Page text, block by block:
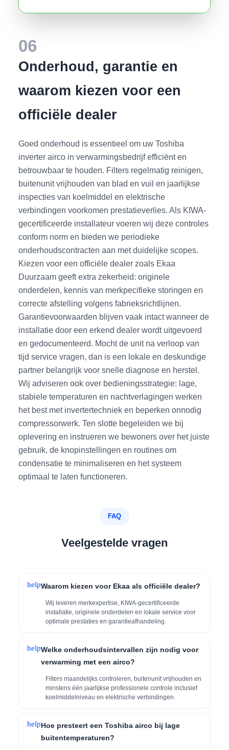
06
Onderhoud, garantie en
waarom kiezen voor een
officiële dealer
Goed onderhoud is essentieel om uw Toshiba
inverter airco in verwarmingsbedrijf efficiënt en
betrouwbaar te houden. Filters regelmatig reinigen,
buitenunit vrijhouden van blad en vuil en jaarlijkse
inspecties van koelmiddel en elektrische
verbindingen voorkomen prestatieverlies. Als KIWA-
gecertificeerde installateur voeren wij deze controles
conform norm en bieden we periodieke
onderhoudscontracten aan met duidelijke scopes.
Kiezen voor een officiële dealer zoals Ekaa
Duurzaam geeft extra zekerheid: originele
onderdelen, kennis van merkpecifieke storingen en
correcte afstelling volgens fabrieksrichtlijnen.
Garantievoorwaarden blijven vaak intact wanneer de
installatie door een erkend dealer wordt uitgevoerd
en gedocumenteerd. Mocht de unit na verloop van
tijd service vragen, dan is een lokale en deskundige
partner belangrijk voor snelle diagnose en herstel.
Wij adviseren ook over bedieningsstrategie: lage,
stabiele temperaturen en nachtverlagingen werken
het best met invertertechniek en beperken onnodig
compressorwerk. Ten slotte begeleiden we bij
oplevering en instrueren we bewoners over het juiste
gebruik, de knopinstellingen en routines om
condensatie te minimaliseren en het systeem
optimaal te laten functioneren.
FAQ
Veelgestelde vragen
helpWaarom kiezen voor Ekaa als officiële dealer?
Wij leveren merkexpertise, KIWA-gecertificeerde
installatie, originele onderdelen en lokale service voor
optimale prestaties en garantieafhandeling.
helpWelke onderhoudsintervallen zijn nodig voor
verwarming met een airco?
Filters maandelijks controleren, buitenunit vrijhouden en
minstens één jaarlijkse professionele controle inclusief
koelmiddelniveau en elektrische verbindingen.
helpHoe presteert een Toshiba airco bij lage
buitentemperaturen?